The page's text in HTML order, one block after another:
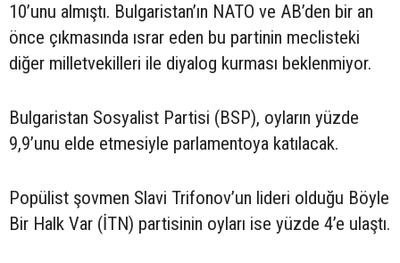
10’unu almıştı. Bulgaristan’ın NATO ve AB’den bir an
önce çıkmasında ısrar eden bu partinin meclisteki
diğer milletvekilleri ile diyalog kurması beklenmiyor.
Bulgaristan Sosyalist Partisi (BSP), oyların yüzde
9,9’unu elde etmesiyle parlamentoya katılacak.
Popülist şovmen Slavi Trifonov’un lideri olduğu Böyle
Bir Halk Var (İTN) partisinin oyları ise yüzde 4’e ulaştı.